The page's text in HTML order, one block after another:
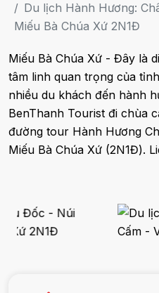
Du lịch Hành Hương:
Miếu Bà Chúa Xứ 2N1Đ
Miếu Bà Chúa Xứ - Đây là
tâm linh quan trọng của
nhiều du khách đến hành
BenThanh Tourist đi chùa
đường tour Hành Hương
Miếu Bà Chúa Xứ (2N1Đ).